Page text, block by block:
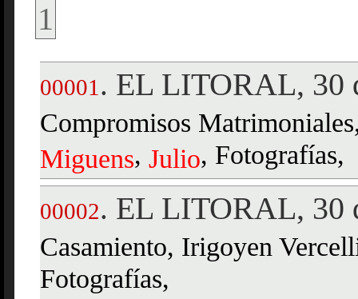
1
00001 . EL LITORAL, 30
Compromisos
Miguens, Julio, Fotografías,
00002. EL LITORAL, 30
Casamiento, Irigoyen
Fotografías,